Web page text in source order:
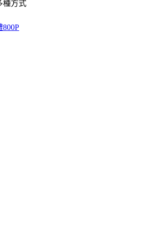
種方式